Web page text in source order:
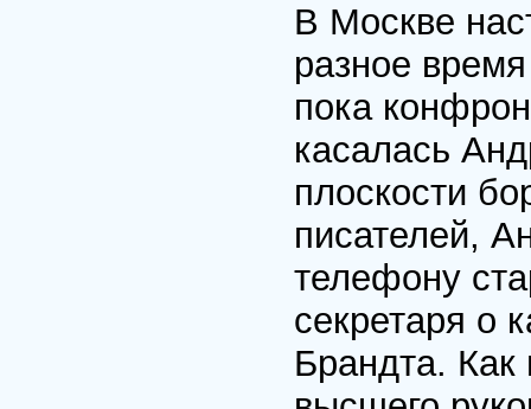
В Москве
разное
пока
касалась
плоскости
писателей,
телефону
секретаря о
Брандта. Как